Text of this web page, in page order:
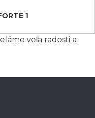
1
veľa radosti a